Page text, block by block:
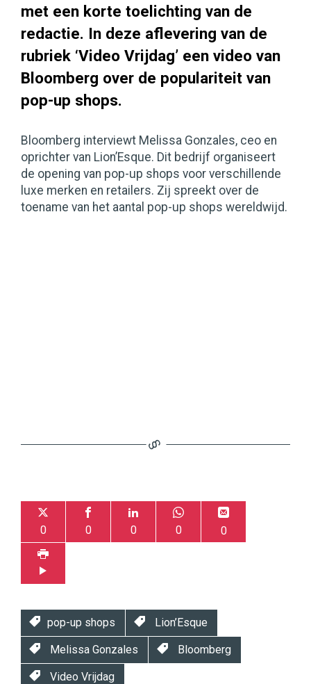
met een korte toelichting van de
redactie. In deze aflevering van de
rubriek ‘Video Vrijdag’ een video van
Bloomberg over de populariteit van
pop-up shops.
Bloomberg interviewt Melissa Gonzales, ceo en
oprichter van Lion’Esque. Dit bedrijf organiseert
de opening van pop-up shops voor verschillende
luxe merken en retailers. Zij spreekt over de
toename van het aantal pop-up shops wereldwijd.
0 0 0 0 0
pop-up shops Lion’Esque
Melissa Gonzales Bloomberg
Video Vrijdag